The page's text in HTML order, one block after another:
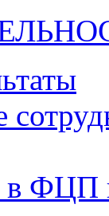
в ФЦП